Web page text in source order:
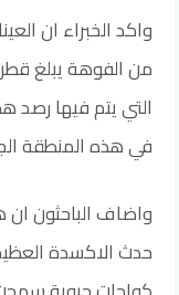
واكد الخبراء ان
من الفوهة يبلغ
التي يتم فيها رصد
في هذه المنطقة
واضاف الباحثون ان
حدث الاكسدة